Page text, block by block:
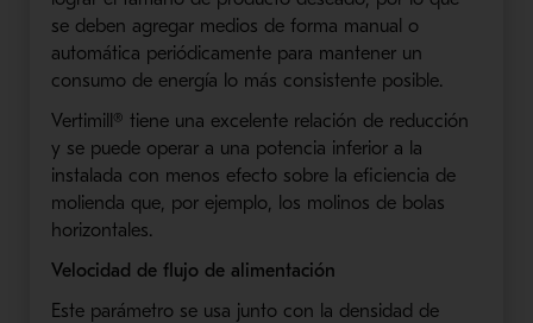
se deben agregar medios de forma manual o
automática periódicamente para mantener un
consumo de energía lo más consistente posible.
Vertimill® tiene una excelente relación de reducción
y se puede operar a una potencia inferior a la
instalada con menos efecto sobre la eficiencia de
molienda que, por ejemplo, los molinos de bolas
horizontales.
Velocidad de flujo de alimentación
Este parámetro se usa junto con la densidad de